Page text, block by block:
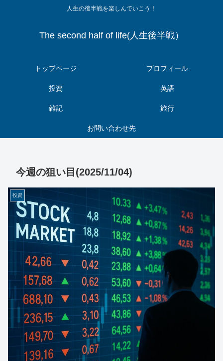
人生の後半戦を楽しんでいこう！
The second half of life(人生後半戦）
トップページ プロフィール
投資 英語
雑記 旅行
お問い合わせ先
今週の狙い目(2025/11/04)
投資